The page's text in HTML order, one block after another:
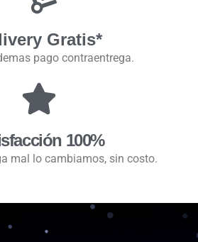
Gratis*
pago contraentrega.
100%
mal lo cambiamos, sin costo.